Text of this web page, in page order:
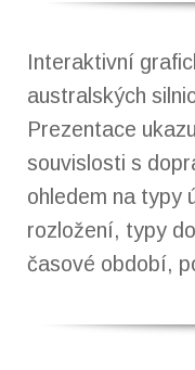
Interaktivní
australských
Prezentace
souvislosti s
ohledem na typy
rozložení, typy
časové období,